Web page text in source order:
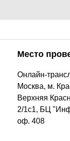
Место
Онлайн-
Москва, м.
Верхняя
2/1с1, БЦ
оф. 408